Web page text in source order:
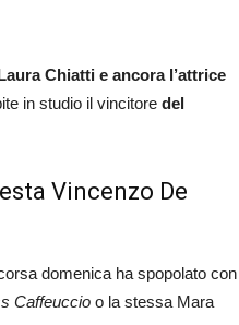
Chiatti e ancora l’attrice
in studio il vincitore del
Vincenzo De
domenica ha spopolato con
Caffeuccio o la stessa Mara